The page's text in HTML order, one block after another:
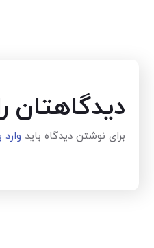
دیدگاهتان
برای نوشتن دیدگاه باید